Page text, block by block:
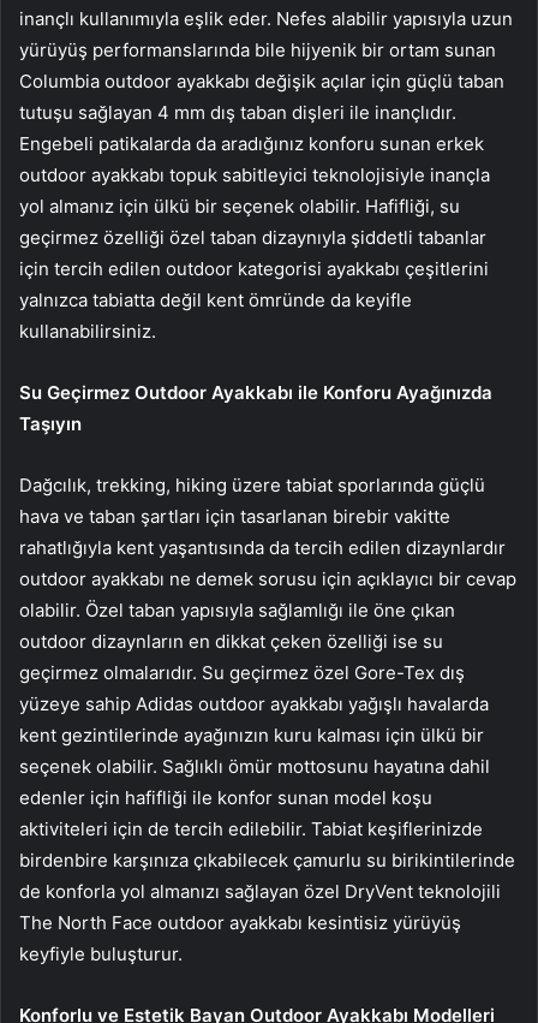
inançlı kullanımıyla eşlik eder. Nefes alabilir yapısıyla uzun
yürüyüş performanslarında bile hijyenik bir ortam sunan
Columbia outdoor ayakkabı değişik açılar için güçlü taban
tutuşu sağlayan 4 mm dış taban dişleri ile inançlıdır.
Engebeli patikalarda da aradığınız konforu sunan erkek
outdoor ayakkabı topuk sabitleyici teknolojisiyle inançla
yol almanız için ülkü bir seçenek olabilir. Hafifliği, su
geçirmez özelliği özel taban dizaynıyla şiddetli tabanlar
için tercih edilen outdoor kategorisi ayakkabı çeşitlerini
yalnızca tabiatta değil kent ömründe da keyifle
kullanabilirsiniz.
Su Geçirmez Outdoor Ayakkabı ile Konforu Ayağınızda
Taşıyın
Dağcılık, trekking, hiking üzere tabiat sporlarında güçlü
hava ve taban şartları için tasarlanan birebir vakitte
rahatlığıyla kent yaşantısında da tercih edilen dizaynlardır
outdoor ayakkabı ne demek sorusu için açıklayıcı bir cevap
olabilir. Özel taban yapısıyla sağlamlığı ile öne çıkan
outdoor dizaynların en dikkat çeken özelliği ise su
geçirmez olmalarıdır. Su geçirmez özel Gore-Tex dış
yüzeye sahip Adidas outdoor ayakkabı yağışlı havalarda
kent gezintilerinde ayağınızın kuru kalması için ülkü bir
seçenek olabilir. Sağlıklı ömür mottosunu hayatına dahil
edenler için hafifliği ile konfor sunan model koşu
aktiviteleri için de tercih edilebilir. Tabiat keşiflerinizde
birdenbire karşınıza çıkabilecek çamurlu su birikintilerinde
de konforla yol almanızı sağlayan özel DryVent teknolojili
The North Face outdoor ayakkabı kesintisiz yürüyüş
keyfiyle buluşturur.
Konforlu ve Estetik Bayan Outdoor Ayakkabı Modelleri